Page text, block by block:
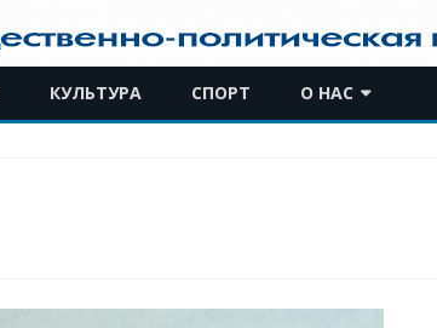
КУЛЬТУРА СПОРТ О НАС